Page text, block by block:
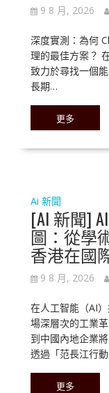
9 8 月, 2026
深度實測：為何
理的最佳方案？
致力於尋找一個
長期…
更多
Ai 新聞
[AI 新聞]
圖：從學
香港在國
9 8 月, 2026
在人工智能（AI
場深層次的工業
到中國內地企業
透過「范長江行
更多